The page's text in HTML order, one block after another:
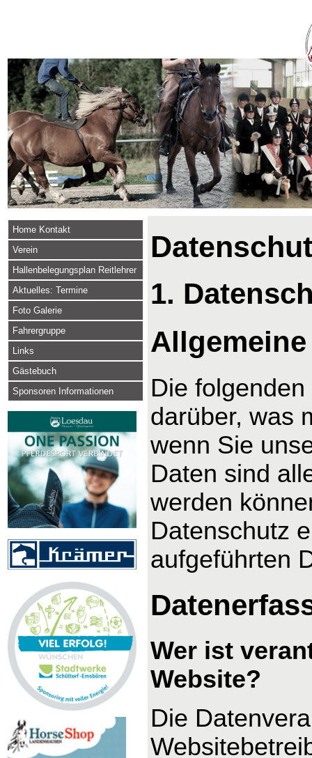
Home Kontakt
Verein
Hallenbelegungsplan Reitlehrer
Aktuelles: Termine
Foto Galerie
Fahrergruppe
Links
Gästebuch
Sponsoren Informationen
1.
Die
darüber, was
wenn Sie
Daten sind
werden
Datenschutz
aufgeführten
Wer ist
Website?
Die